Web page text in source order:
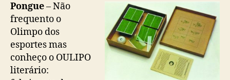
Pongue– Não
frequento o
Olimpo dos
esportes mas
conheço o OULIPO
literário: